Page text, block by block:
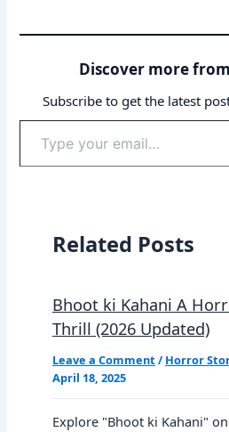
Discover more
Subscribe to get the latest
your
email…
Related Posts
Bhoot ki Kahani A
Thrill (2026 Updated)
Leave a Comment / Horror
April 18, 2025
Explore "Bhoot ki Kahani"